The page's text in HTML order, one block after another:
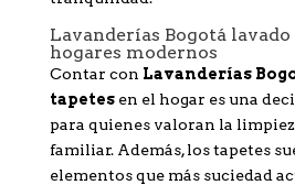
Lavanderías Bogotá lavado
hogares modernos
Contar con Lavanderías
tapetesen el hogar es una
para quienes valoran la
familiar. Además, los tapetes
elementos que más suciedad